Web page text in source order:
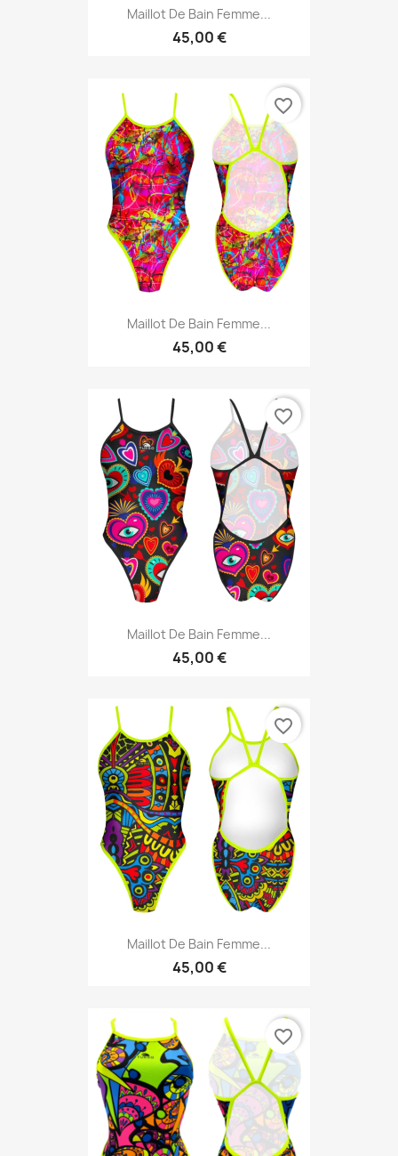
Maillot De Bain Femme...
45,00 €
Maillot De Bain Femme...
45,00 €
favorite_border
Maillot De Bain Femme...
45,00 €
favorite_border
Maillot De Bain Femme...
45,00 €
favorite_border
favorite_border